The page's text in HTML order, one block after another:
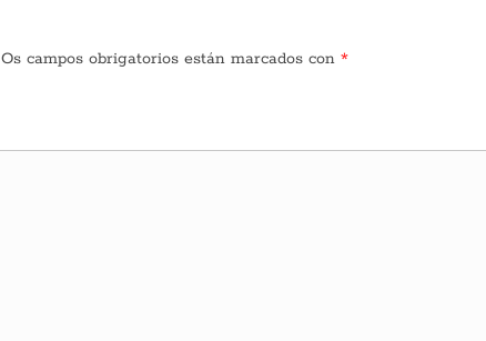
Os campos obrigatorios están marcados con *